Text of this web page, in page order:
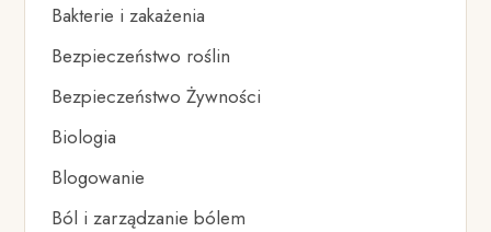
Bakterie i zakażenia
Bezpieczeństwo roślin
Bezpieczeństwo Żywności
Biologia
Blogowanie
Ból i zarządzanie bólem